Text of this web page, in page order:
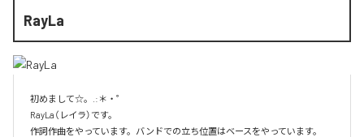
RayLa
初めまして☆。.:＊・゜
RayLa（レイラ）です。
作詞作曲をやっています。バンドでの立ち位置はベースをやっています。